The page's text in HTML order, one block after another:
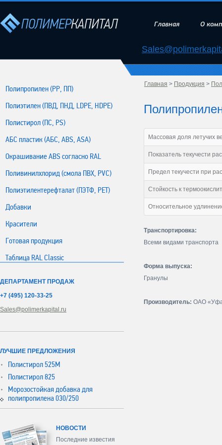
Главная О
Полипропилен (РР, ПП)
Полиэтилен (ПВД, ПНД, LDPE, HDPE)
Полистирол (ПС, PS)
АБС пластик (АБС, ABS, ASA)
Окрашивание ABS согласно RAL
Поливинилхлорид (смола ПВХ, PVC)
Полиэтилентерефталат (ПЭТФ, PET)
Добавки
Красители
Готовая продукция
Таблица RAL Classic
ДЕПАРТАМЕНТ ПРОДАЖ
+7 (495) 120-33-25
Sales@polimerkapital.ru
ЛУЧШИЕ ПРЕДЛОЖЕНИЯ
Полистирол 525М
Полистирол 825
Морозостойкая добавка для
полипропилена 030/250
НОВОСТИ
Последние известия
Главная > Продукция >
Массовая доля летучих
Показатель текучести
Предел текучести при
Стойкость к
Относительное
Транспортировка:
Всеми видами транспорта
Форма выпуска:
Гранулы
Производитель: ОАО